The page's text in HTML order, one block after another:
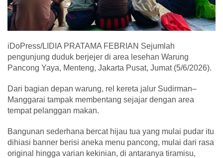
iDoPress/LIDIA PRATAMA FEBRIAN Sejumlah
pengunjung duduk berjejer di area lesehan Warung
Pancong Yaya, Menteng, Jakarta Pusat, Jumat (5/6/2026).
Dari bagian depan warung, rel kereta jalur Sudirman–
Manggarai tampak membentang sejajar dengan area
tempat pelanggan makan.
Bangunan sederhana bercat hijau tua yang mulai pudar itu
dihiasi banner berisi aneka menu pancong, mulai dari rasa
original hingga varian kekinian, di antaranya tiramisu,